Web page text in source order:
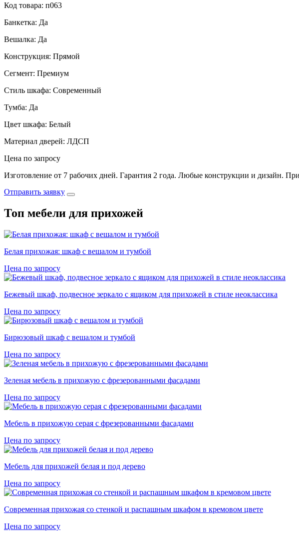
Код товара: п063
Банкетка: Да
Вешалка: Да
Конструкция: Прямой
Сегмент: Премиум
Стиль шкафа: Современный
Тумба: Да
Цвет шкафа: Белый
Материал дверей: ЛДСП
Цена по запросу
Изготовление от 7 рабочих дней. Гарантия 2 года. Любые конструкции и дизайн.
Отправить заявку
Топ мебели для прихожей
Белая прихожая: шкаф с вешалом и тумбой
Цена по запросу
Бежевый шкаф, подвесное зеркало с ящиком для прихожей в стиле неоклассика
Цена по запросу
Бирюзовый шкаф с вешалом и тумбой
Цена по запросу
Зеленая мебель в прихожую с фрезерованными фасадами
Цена по запросу
Мебель в прихожую серая с фрезерованными фасадами
Цена по запросу
Мебель для прихожей белая и под дерево
Цена по запросу
Современная прихожая со стенкой и распашным шкафом в кремовом цвете
Цена по запросу